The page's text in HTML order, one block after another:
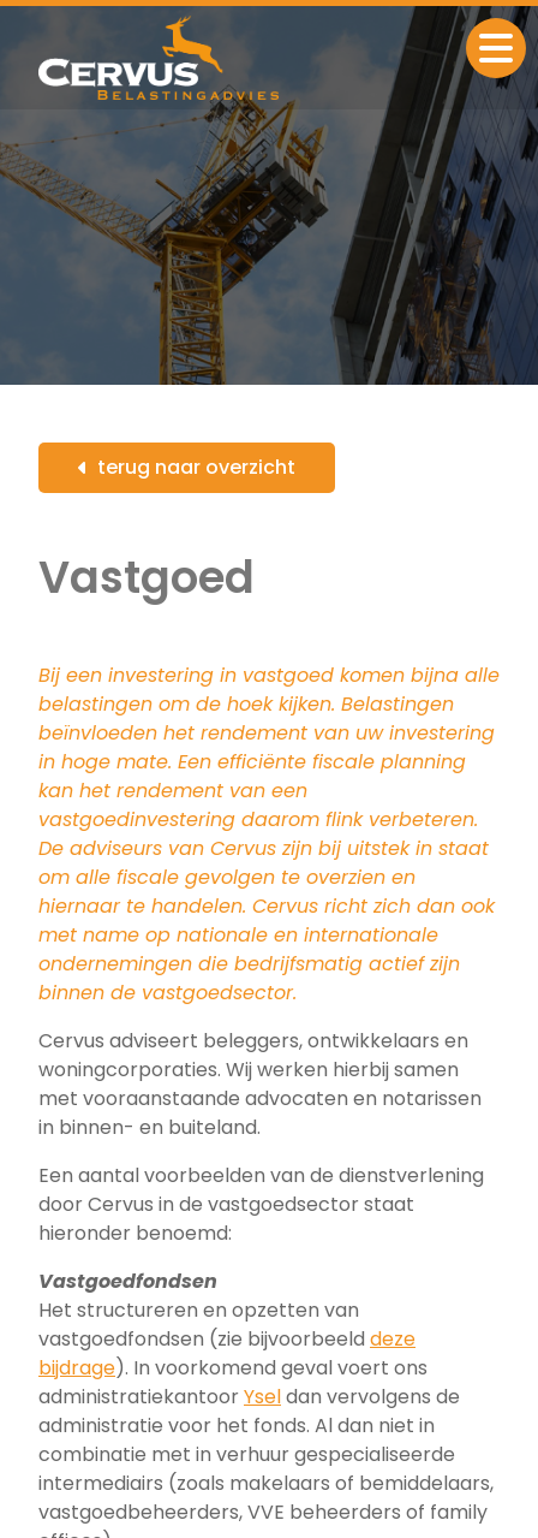
Ga naar de inhoud
terug naar overzicht
Vastgoed
Bij een investering in vastgoed komen bijna alle
belastingen om de hoek kijken. Belastingen
beïnvloeden het rendement van uw investering
in hoge mate. Een efficiënte fiscale planning
kan het rendement van een
vastgoedinvestering daarom flink verbeteren.
De adviseurs van Cervus zijn bij uitstek in staat
om alle fiscale gevolgen te overzien en
hiernaar te handelen. Cervus richt zich dan ook
met name op nationale en internationale
ondernemingen die bedrijfsmatig actief zijn
binnen de vastgoedsector.
Cervus adviseert beleggers, ontwikkelaars en
woningcorporaties. Wij werken hierbij samen
met vooraanstaande advocaten en notarissen
in binnen- en buiteland.
Een aantal voorbeelden van de dienstverlening
door Cervus in de vastgoedsector staat
hieronder benoemd:
Vastgoedfondsen
Het structureren en opzetten van
vastgoedfondsen (zie bijvoorbeeld deze
bijdrage). In voorkomend geval voert ons
administratiekantoorYseldan vervolgens de
administratie voor het fonds. Al dan niet in
combinatie met in verhuur gespecialiseerde
intermediairs (zoals makelaars of bemiddelaars,
vastgoedbeheerders, VVE beheerders of family